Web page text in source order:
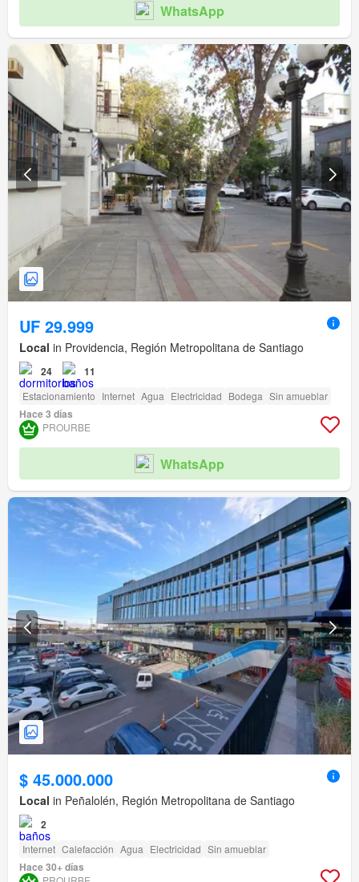
WhatsApp
UF 29.999
Local in Providencia, Región Metropolitana de Santiago
24 11
Estacionamiento Internet Agua Electricidad Bodega Sin amueblar
Hace 3 días
PROURBE
WhatsApp
$ 45.000.000
Local in Peñalolén, Región Metropolitana de Santiago
2
Internet Calefacción Agua Electricidad Sin amueblar
Hace 30+ días